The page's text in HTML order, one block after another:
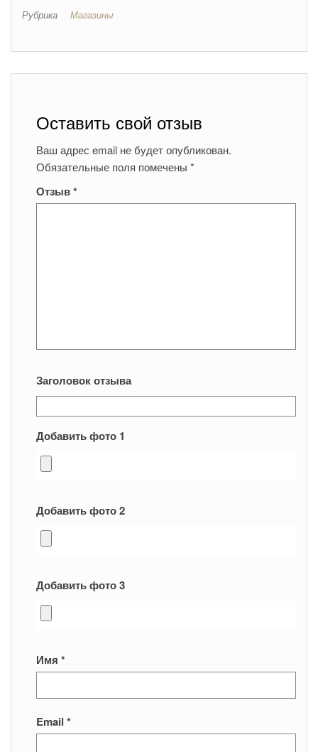
Рубрика Магазины
Оставить свой отзыв
Ваш адрес email не будет опубликован.
Обязательные поля помечены *
Отзыв*
Заголовок отзыва
Добавить фото 1
Добавить фото 2
Добавить фото 3
Имя *
Email *